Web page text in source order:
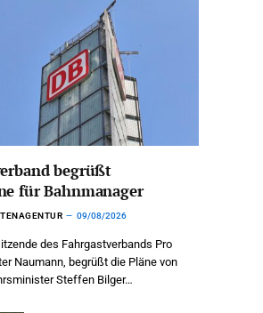
begrüßt
für Bahnmanager
09/08/2026
des Fahrgastverbands Pro
Naumann, begrüßt die Pläne von
Steffen Bilger…